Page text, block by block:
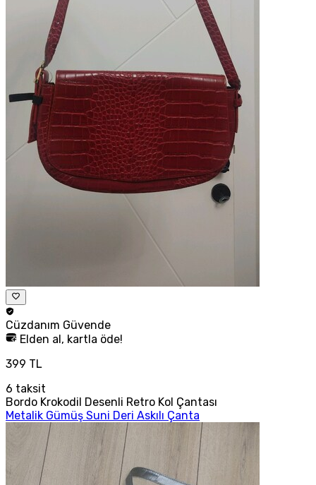
Cüzdanım Güvende
Elden al, kartla öde!
399 TL
6 taksit
Bordo Krokodil Desenli Retro Kol Çantası
Metalik Gümüş Suni Deri Askılı Çanta